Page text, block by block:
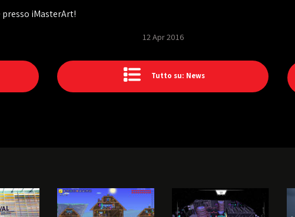
presso iMasterArt!
12 Apr 2016
Tutto su: News